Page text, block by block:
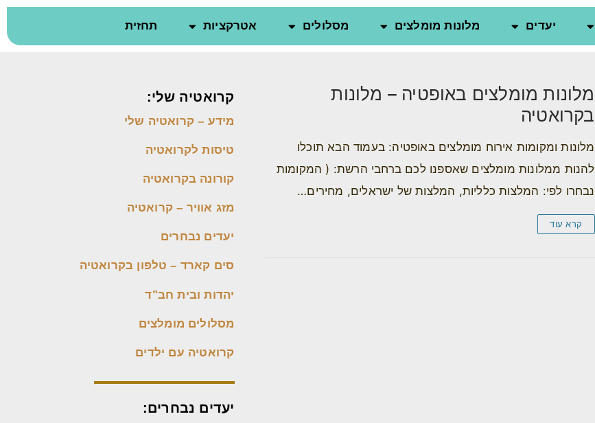
יעדים מלונות מומלצים מסלולים אטרקציות תחזית
מלונות מומלצים באופטיה – מלונות
בקרואטיה
מלונות ומקומות אירוח מומלצים באופטיה: בעמוד הבא תוכלו
להנות ממלונות מומלצים שאספנו לכם ברחבי הרשת: ( המקומות
נבחרו לפי: המלצות כלליות, המלצות של ישראלים, מחירים…
קרא עוד
קרואטיה שלי:
מידע – קרואטיה שלי
טיסות לקרואטיה
קורונה בקרואטיה
מזג אוויר – קרואטיה
יעדים נבחרים
סים קארד – טלפון בקרואטיה
יהדות ובית חב"ד
מסלולים מומלצים
קרואטיה עם ילדים
יעדים נבחרים: